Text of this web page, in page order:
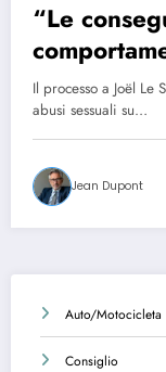
“Le
in
Scouarnec,
realtà
Il processo a Joël Le
abusi sessuali su…
Jean Dupont
Auto/Motocicleta
Consiglio